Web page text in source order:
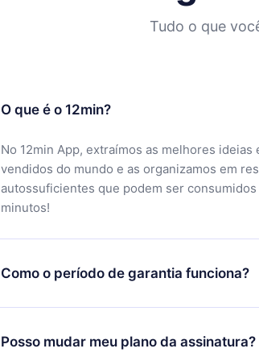
Tudo o que
O que é o 12min?
No 12min App, extraímos as melhores
vendidos do mundo e as organizamos em
autossuficientes que podem ser
minutos!
Como o período de garantia funciona?
Você pode baixar nosso aplicativo e
motivo não ficar satisfeito com nossa
equipe de suporte (contato@12min.com) em
Posso mudar meu plano da assinatura?